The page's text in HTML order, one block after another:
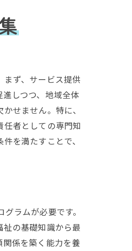
ず、サービス提供
しつつ、地域全体
せません。特に、
者としての専門知
を満たすことで、
ラムが必要です。
の基礎知識から最
係を築く能力を養